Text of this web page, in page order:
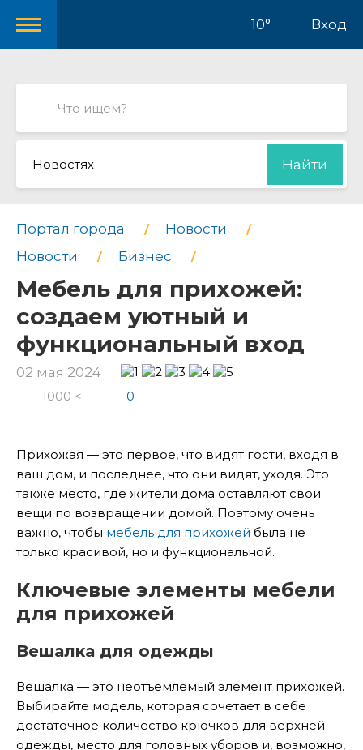
10° Вход
Новостях Найти
Портал города
Новости
Новости
Бизнес
Мебель для прихожей:
создаем уютный и
функциональный вход
02 мая 2024
1000 < 0
Прихожая — это первое, что видят гости, входя в
ваш дом, и последнее, что они видят, уходя. Это
также место, где жители дома оставляют свои
вещи по возвращении домой. Поэтому очень
важно, чтобы мебель для прихожей была не
только красивой, но и функциональной.
Ключевые элементы мебели
для прихожей
Вешалка для одежды
Вешалка — это неотъемлемый элемент прихожей.
Выбирайте модель, которая сочетает в себе
достаточное количество крючков для верхней
одежды, место для головных уборов и, возможно,